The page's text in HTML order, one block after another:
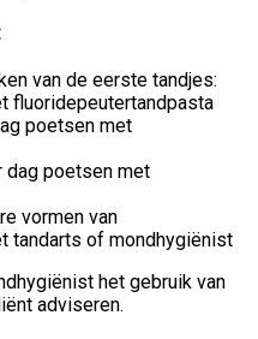
van de eerste tandjes:
fluoridepeutertandpasta
poetsen met
dag poetsen met
vormen van
tandarts of mondhygiënist
het gebruik van
adviseren.